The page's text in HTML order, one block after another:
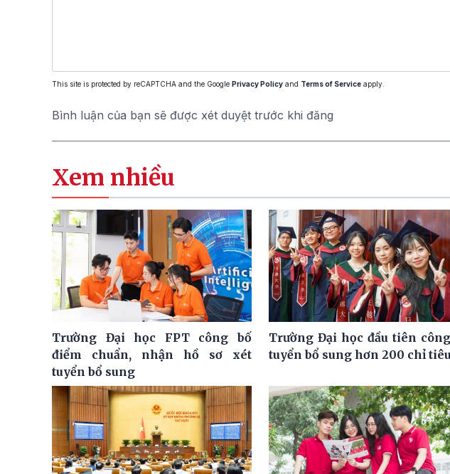
This site is protected by reCAPTCHA and the Google Privacy Policy and Terms of Service apply.
Bình luận của bạn sẽ được xét duyệt trước khi đăng
Xem nhiều
Trường Đại học FPT công bố
điểm chuẩn, nhận hồ sơ xét
tuyển bổ sung
Trường Đại học đầu tiên
tuyển bổ sung hơn 200 chỉ